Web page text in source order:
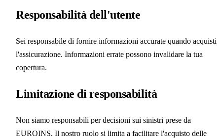
Responsabilità dell'utente
Sei responsabile di fornire informazioni accurate quando acquisti
l'assicurazione. Informazioni errate possono invalidare la tua
copertura.
Limitazione di responsabilità
Non siamo responsabili per decisioni sui sinistri prese da
EUROINS. Il nostro ruolo si limita a facilitare l'acquisto delle